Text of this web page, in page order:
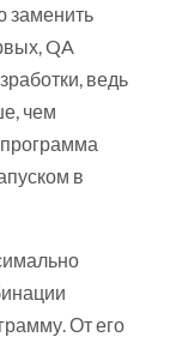
заменить
QA
ведь
чем
в
От его